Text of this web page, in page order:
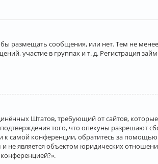
размещать сообщения, или нет. Тем не
участие в группах и т. д. Регистрация
Штатов, требующий от сайтов,
того, что опекуны разрешают
самой конференции, обратитесь за
не является объектом юридических